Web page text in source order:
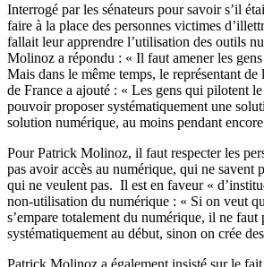
Interrogé par les sénateurs pour savoir s’il
faire à la place des personnes victimes
fallait leur apprendre l’utilisation des outils
Molinoz a répondu : « Il faut amener les gens
Mais dans le même temps, le représentant
de France a ajouté : « Les gens qui pilotent
pouvoir proposer systématiquement une
solution numérique, au moins pendant
Pour Patrick Molinoz, il faut respecter les
pas avoir accès au numérique, qui ne savent
qui ne veulent pas. Il est en faveur «
non-utilisation du numérique : « Si on veut
s’empare totalement du numérique, il ne faut
systématiquement au début, sinon on crée
Patrick Molinoz a également insisté sur le